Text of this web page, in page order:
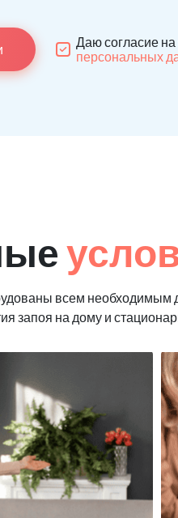
Даю согласие на
персональных
всем необходимым
запоя на дому и